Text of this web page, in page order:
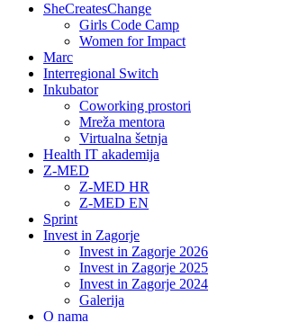
SheCreatesChange
Girls Code Camp
Women for Impact
Marc
Interregional Switch
Inkubator
Coworking prostori
Mreža mentora
Virtualna šetnja
Health IT akademija
Z-MED
Z-MED HR
Z-MED EN
Sprint
Invest in Zagorje
Invest in Zagorje 2026
Invest in Zagorje 2025
Invest in Zagorje 2024
Galerija
O nama